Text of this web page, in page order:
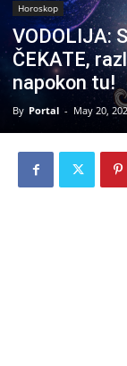
Horoskop
VODOLIJA:
ČEKATE,
napokon tu!
By Portal - May 20,